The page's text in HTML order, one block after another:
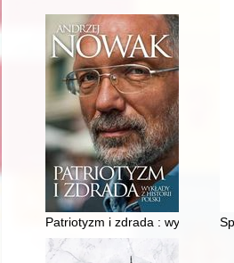
Patriotyzm i zdrada : wykłady z